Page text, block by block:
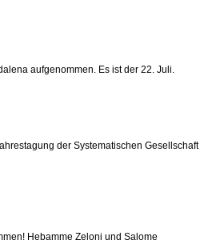
aufgenommen. Es ist der 22. Juli.
der Systematischen Gesellschaft
Hebamme Zeloni und Salome